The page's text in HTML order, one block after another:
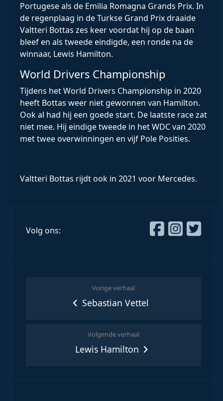
Portugese als de Emilia Romagna Grands Prix. In
de regenplaag in de Turkse Grand Prix draaide
Valtteri Bottas zes keer voordat hij op de baan
bleef en als tweede eindigde, een ronde na de
winnaar, Lewis Hamilton.
World Drivers Championship
Tijdens het World Drivers Championship in 2020
heeft Bottas weer niet gewonnen van Hamilton.
Ook al had hij een goede start. De laatste race zat
niet mee. Hij eindige tweede in het WDC van 2020
met twee overwinningen en vijf Pole Posities.
Valtteri Bottas rijdt ook in 2021 voor Mercedes.
Volg ons:
Vorige verhaal
Sebastian Vettel
Volgende verhaal
Lewis Hamilton